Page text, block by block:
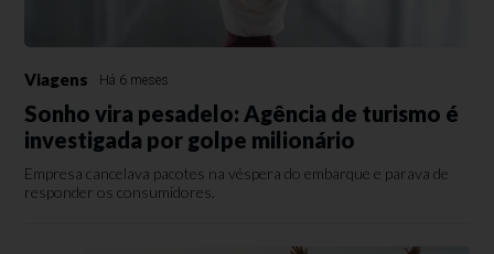
Viagens Há 6 meses
Sonho vira pesadelo: Agência de turismo é
investigada por golpe milionário
Empresa cancelava pacotes na véspera do embarque e parava de
responder os consumidores.